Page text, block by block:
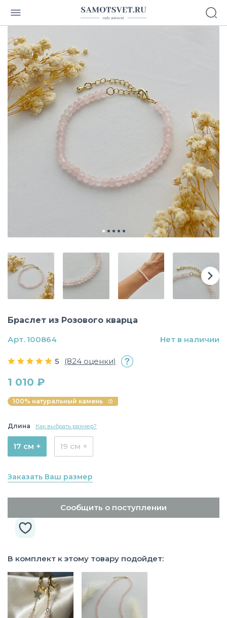
Браслет из Розового кварца
5 (824 оценки)
1 010 ₽
100% натуральный камень
Длина Как выбрать размер?
17 см + 19 см +
Заказать Ваш размер
Сообщить о поступлении
В комплект к этому товару подойдет:
Арт. 100864 Нет в наличии